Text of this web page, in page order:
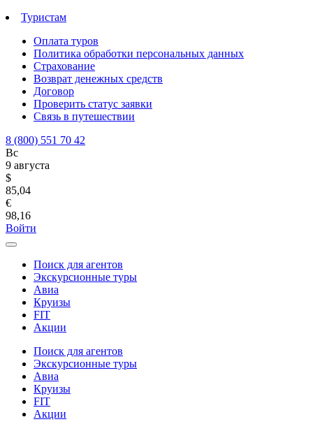
Туристам
Оплата туров
Политика обработки персональных данных
Страхование
Возврат денежных средств
Договор
Проверить статус заявки
Связь в путешествии
8 (800) 551 70 42
Вс
9 августа
$
85,04
€
98,16
Войти
Поиск для агентов
Экскурсионные туры
Авиа
Круизы
FIT
Акции
Поиск для агентов
Экскурсионные туры
Авиа
Круизы
FIT
Акции